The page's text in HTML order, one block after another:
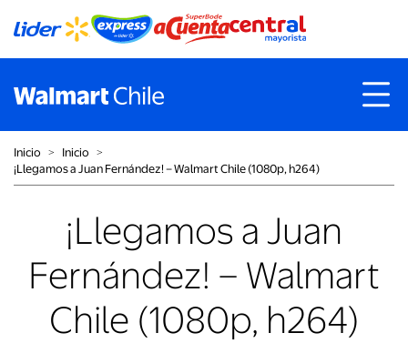
Inicio ˃ Inicio ˃
¡Llegamos a Juan Fernández! – Walmart Chile (1080p, h264)
¡Llegamos a Juan
Fernández! – Walmart
Chile (1080p, h264)